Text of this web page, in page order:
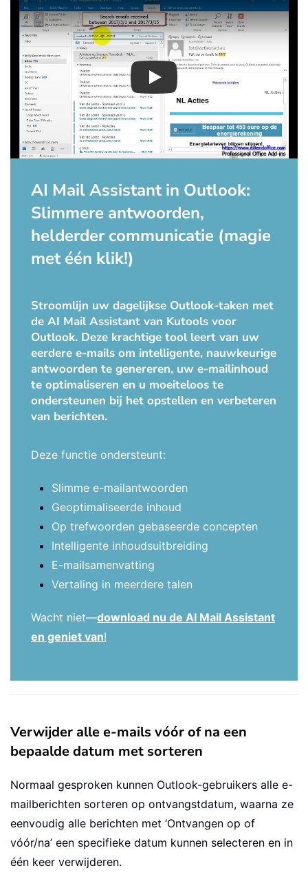
Play
AI Mail Assistant in Outlook:
Slimmere antwoorden,
helderder communicatie (magie
met één klik!)
Stroomlijn uw dagelijkse Outlook-taken met
de AI Mail Assistant van Kutools voor
Outlook. Deze krachtige tool leert van uw
eerdere e-mails om intelligente, nauwkeurige
antwoorden te genereren, uw e-mailinhoud
te optimaliseren en u moeiteloos te
ondersteunen bij het opstellen en verbeteren
van berichten.
Deze functie ondersteunt:
Slimme e-mailantwoorden
Geoptimaliseerde inhoud
Op trefwoorden gebaseerde concepten
Intelligente inhoudsuitbreiding
E-mailsamenvatting
Vertaling in meerdere talen
Wacht niet—download nu de AI Mail Assistant
en geniet van!
Verwijder alle e-mails vóór of na een
bepaalde datum met sorteren
Normaal gesproken kunnen Outlook-gebruikers alle e-
mailberichten sorteren op ontvangstdatum, waarna ze
eenvoudig alle berichten met ‘Ontvangen op of
vóór/na’ een specifieke datum kunnen selecteren en in
één keer verwijderen.